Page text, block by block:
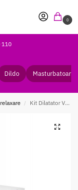
0
110
Dildo Masturbatoare
/ Kit Dilatator Vaginal Wellness Purple